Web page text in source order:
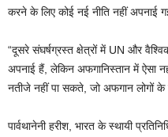
करने के लिए कोई नई नीति नहीं अपनाई
“दूसरे संघर्षग्रस्त क्षेत्रों में UN और
अपनाई हैं, लेकिन अफगानिस्तान में ऐसा
नतीजे नहीं पा सकते, जो अफगान लोगों के
पार्वथानेनी हरीश, भारत के स्थायी